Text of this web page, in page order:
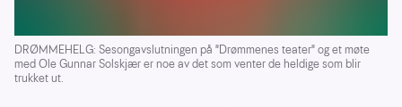
DRØMMEHELG: Sesongavslutningen på "Drømmenes teater" og et møte
med Ole Gunnar Solskjær er noe av det som venter de heldige som blir
trukket ut.